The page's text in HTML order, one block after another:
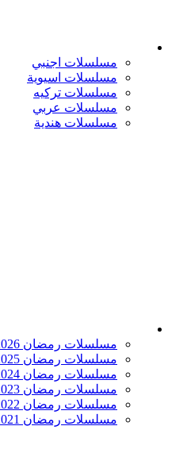
مسلسلات اجنبي
مسلسلات اسيوية
مسلسلات تركيه
مسلسلات عربي
مسلسلات هندية
مسلسلات رمضان 2026
مسلسلات رمضان 2025
مسلسلات رمضان 2024
مسلسلات رمضان 2023
مسلسلات رمضان 2022
مسلسلات رمضان 2021